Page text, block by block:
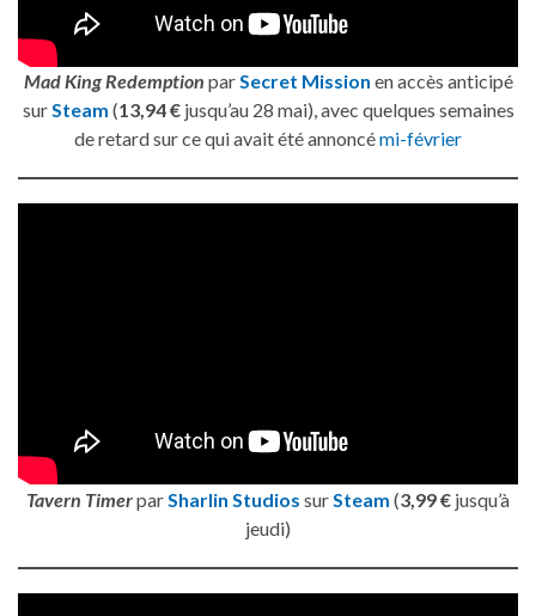
Mad King Redemption parSecret Mission en accès anticipé
surSteam (13,94 €jusqu’au 28 mai), avec quelques semaines
de retard sur ce qui avait été annoncémi-février
Tavern Timerpar Sharlin Studios sur Steam (3,99 € jusqu’à
jeudi)